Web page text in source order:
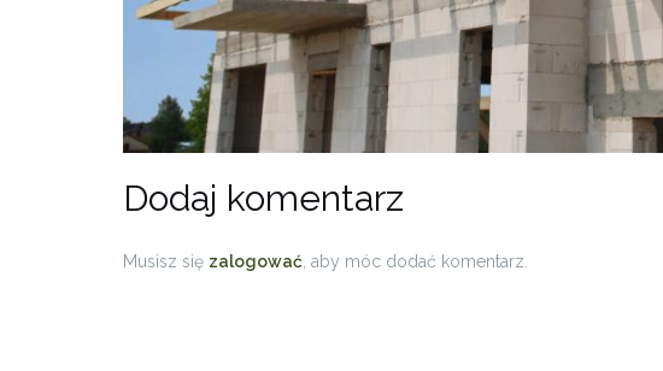
Dodaj komentarz
Musisz się zalogować , aby móc dodać komentarz.